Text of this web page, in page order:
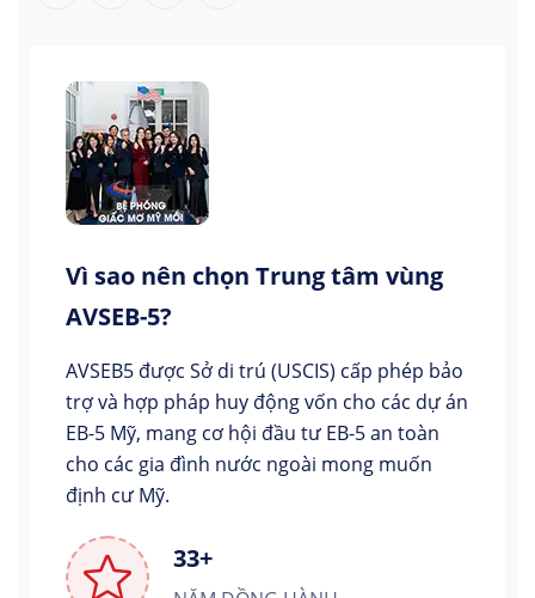
Vì sao nên chọn Trung tâm vùng
AVSEB-5?
AVSEB5 được Sở di trú (USCIS) cấp phép bảo
trợ và hợp pháp huy động vốn cho các dự án
EB-5 Mỹ, mang cơ hội đầu tư EB-5 an toàn
cho các gia đình nước ngoài mong muốn
định cư Mỹ.
33+